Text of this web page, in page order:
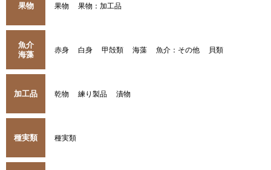
果物 果物 果物：加工品
魚介
海藻
赤身 白身 甲殻類 海藻 魚介：その他 貝類
加工品 乾物 練り製品 漬物
種実類 種実類